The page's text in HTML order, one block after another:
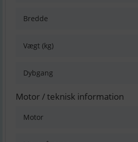
Bredde
Vægt (kg)
Dybgang
Motor / teknisk information
Motor